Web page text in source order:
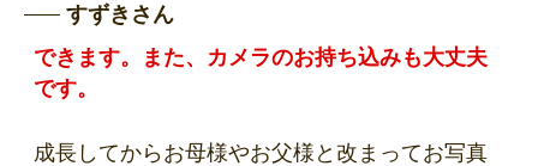
すずきさん
できます。また、カメラのお持ち込みも大丈夫
です。
成長してからお母様やお父様と改まってお写真